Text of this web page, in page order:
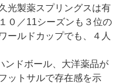
光製薬スプリングスは有
０／11シーズンも３位の
ールドカップでも、４人
ンドボール、大洋薬品が
ットサルで存在感を示